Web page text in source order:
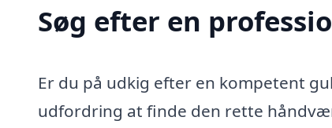
Søg efter en
Er du på udkig efter en kompetent
udfordring at finde den rette